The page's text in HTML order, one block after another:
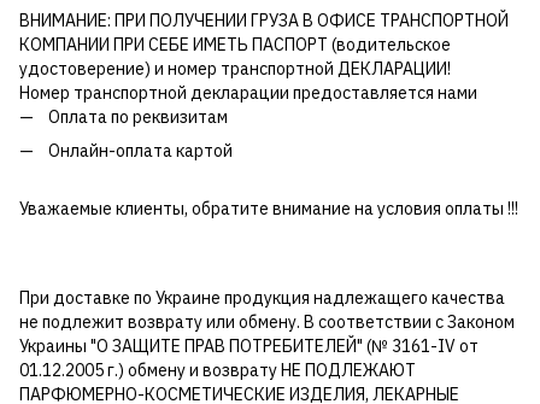
ВНИМАНИЕ: ПРИ ПОЛУЧЕНИИ ГРУЗА В ОФИСЕ ТРАНСПОРТНОЙ
КОМПАНИИ ПРИ СЕБЕ ИМЕТЬ ПАСПОРТ (водительское
удостоверение) и номер транспортной ДЕКЛАРАЦИИ!
Номер транспортной декларации предоставляется нами
Оплата по реквизитам
Онлайн-оплата картой
Уважаемые клиенты, обратите внимание на условия оплаты !!!
При доставке по Украине продукция надлежащего качества
не подлежит возврату или обмену. В соответствии с Законом
Украины "О ЗАЩИТЕ ПРАВ ПОТРЕБИТЕЛЕЙ" (№ 3161-IV от
01.12.2005 г.) обмену и возврату НЕ ПОДЛЕЖАЮТ
ПАРФЮМЕРНО-КОСМЕТИЧЕСКИЕ ИЗДЕЛИЯ, ЛЕКАРНЫЕ